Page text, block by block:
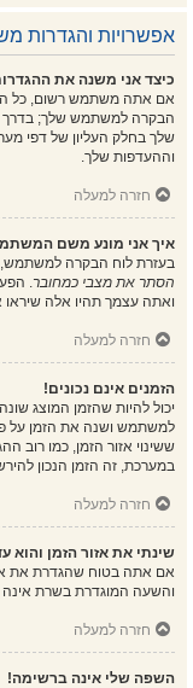
אפשרויות והגדרות
כיצד אני משנה את
אם אתה משתמש רשום, כל
הבקרה למשתמש שלך; בדרך
שלך בחלק העליון של דפי
וההעדפות שלך.
חזרה למעלה
איך אני מונע משם
בעזרת לוח הבקרה
הסתר את מצבי כמחובר.
ואתה עצמך תהיו אלה
חזרה למעלה
הזמנים אינם נכונים!
יכול להיות שהזמן המוצג
למשתמש ושנה את הזמן על פי
ששינוי אזור הזמן, כמו רוב
במערכת, זה הזמן הנכון
חזרה למעלה
שינתי את אזור הזמן והוא
אם אתה בטוח שהגדרת את אזור
והשעה המוגדרת בשרת אינה
חזרה למעלה
השפה שלי אינה ברשימה!